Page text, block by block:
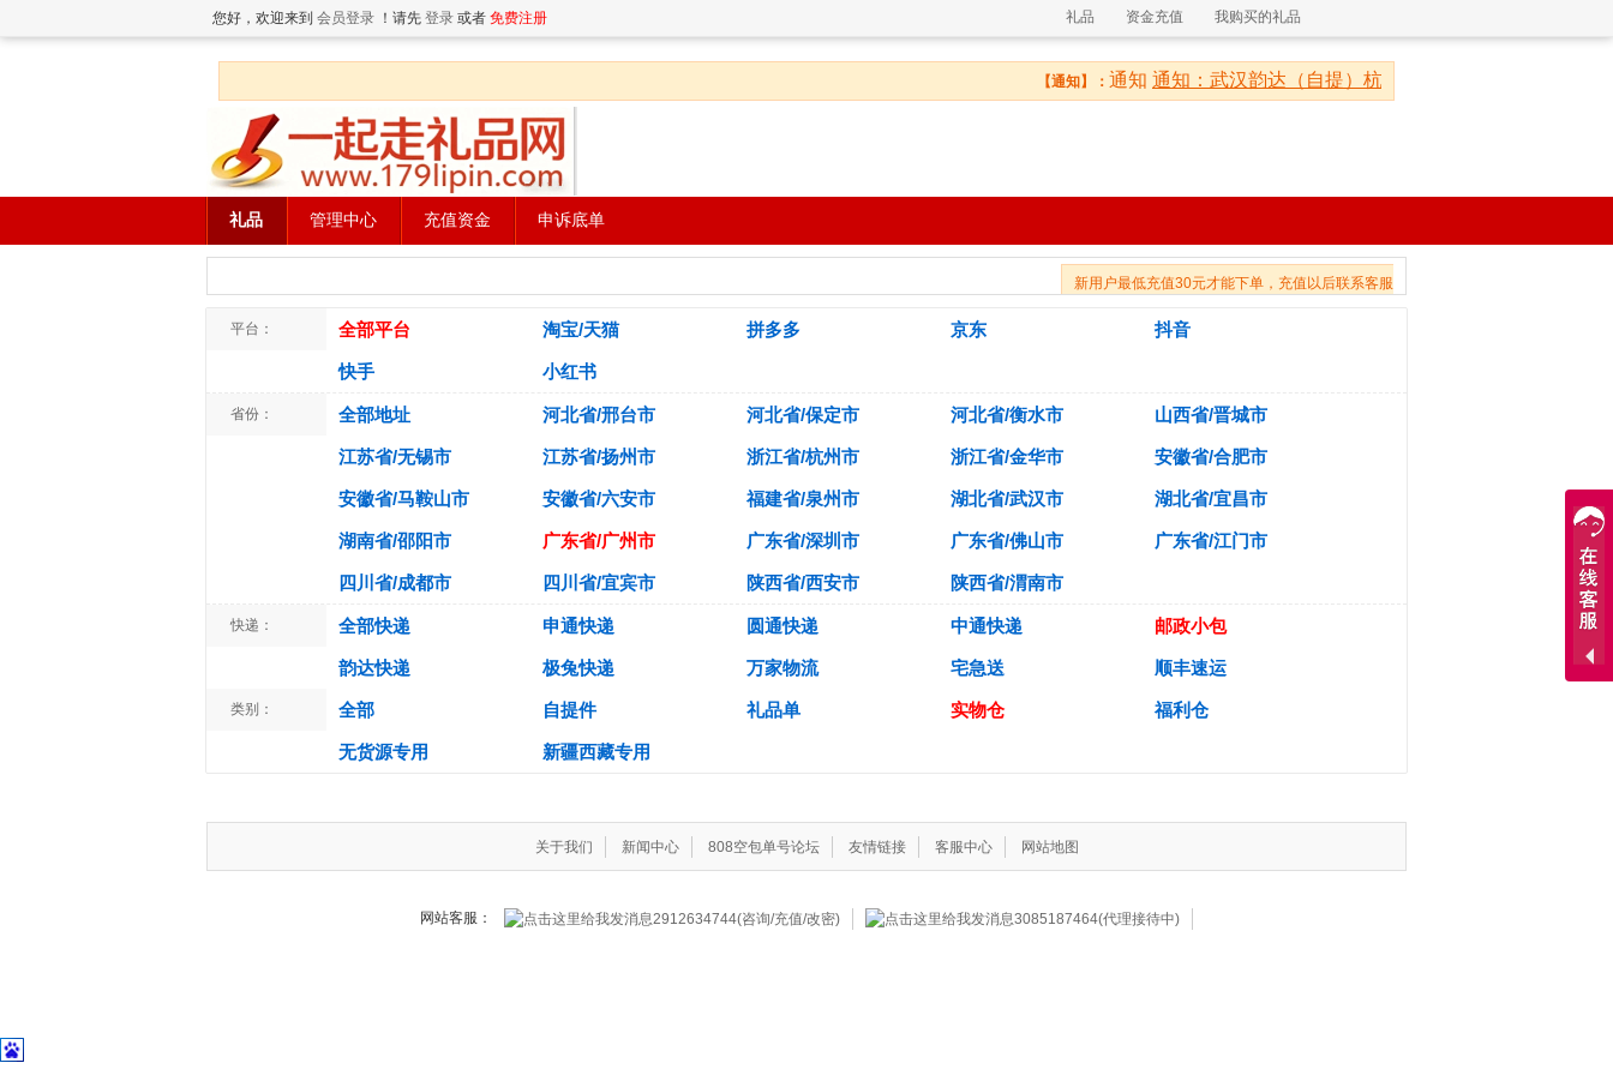
您好，欢迎来到 会员登录 ！请先 登录 或者 免费注册 我购买的礼品
资金充值
礼品
【通知】： 通知通知：武汉韵达（自提）杭州韵达（自提）每日揽收
礼品 管理中心 充值资金 申诉底单
新用户最低充值30元才能下单，充值以后联系客服升级会员。
平台： 全部平台 淘宝/天猫 拼多多 京东 抖音
快手 小红书
省份： 全部地址 河北省/邢台市 河北省/保定市 河北省/衡水市 山西省/晋城市
江苏省/无锡市 江苏省/扬州市 浙江省/杭州市 浙江省/金华市 安徽省/合肥市
安徽省/马鞍山市 安徽省/六安市 福建省/泉州市 湖北省/武汉市 湖北省/宜昌市
湖南省/邵阳市 广东省/广州市 广东省/深圳市 广东省/佛山市 广东省/江门市
四川省/成都市 四川省/宜宾市 陕西省/西安市 陕西省/渭南市
快递： 全部快递 申通快递 圆通快递 中通快递 邮政小包
韵达快递 极兔快递 万家物流 宅急送 顺丰速运
类别： 全部 自提件 礼品单 实物仓 福利仓
无货源专用 新疆西藏专用
关于我们 新闻中心 808空包单号论坛 友情链接 客服中心 网站地图
网站客服： 2912634744(咨询/充值/改密) 3085187464(代理接待中)